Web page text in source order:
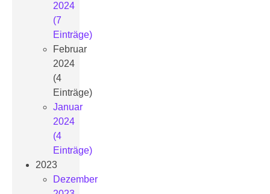
2024
(7
Einträge)
Februar
2024
(4
Einträge)
Januar
2024
(4
Einträge)
2023
Dezember